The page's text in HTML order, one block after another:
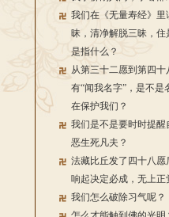
我们在《无量寿经》里
昧，清净解脱三昧，住
是指什么？
从第三十二愿到第四十
有“闻我名字”，是不是
在保护我们？
我们是不是要时时提醒
恶生死凡夫？
法藏比丘发了四十八愿
响起决定必成，无上正
我们怎么破除习气呢？